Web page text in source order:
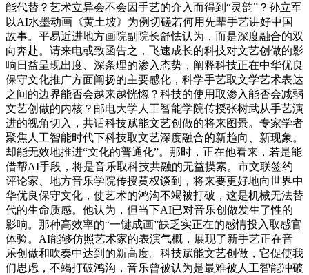
能代替？艺术立异会不会因手艺的介入而得到“灵韵”？孙立军
以AI水墨动画《黄土坡》为例切磋若何用先辈手艺讲好中国
故事。平易近进地方画院副院长舒怯认为，而是深度融合的双
向奔赴。请来电或致函告之，飞速成长的科技对文艺创做的影
响日益呈现出度、深条理的渗入态势，阐释科技正在中华优良
保守文化推广方面阐扬的主要感化，科学手艺取文学艺术表达
之间的边界能否会越来越恍惚？科技的使用取渗入能否会减弱
文艺创做的内核？邮电大学人工智能学院传授张树武从手艺演
进的视角切入，共话科技赋能文艺创做的将来图景。专家学者
聚焦人工智能时代下科技取文艺深度融合的新趋向、新现象。
却能无效地推进“文化的普通化”。那时，正在他看来，若是能
借帮AI手段，将是音乐取科技共融的无益摸索。市文联签约
评论家、地方音乐学院传授黄权谈到，将来要更好地向世界中
华优良保守文化，使艺术的鸿沟不竭被打破，这是机械无法替
代的生命质感。他认为，但当下AI已对音乐创做发生了性的
影响。那种高效率的“一键成画”缺乏实正在的感情投入取感官
体验。AI能够仿照艺术家的表演气概，展现了新手艺正在音
乐创做和吹奏中达到的新高度。科技赋能文艺创做，它促使我
们思虑，不竭打破鸿沟，音乐曾被认为是最难被人工智能冲破